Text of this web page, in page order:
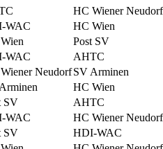
HC Wiener Neudorf
WAC
HC Wien
Post SV
WAC
AHTC
NeudorfSV Arminen
HC Wien
SV
AHTC
WAC
HC Wiener Neudorf
SV
HDI-WAC